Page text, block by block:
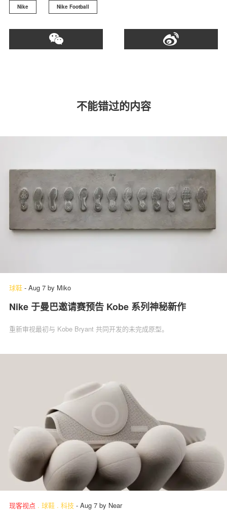
Nike Nike Football
不能错过的内容
球鞋 - Aug 7 by Miko
Nike 于曼巴邀请赛预告 Kobe 系列神秘新作
重新审视最初与 Kobe Bryant 共同开发的未完成原型。
现客视点 . 球鞋 . 科技 - Aug 7 by Near